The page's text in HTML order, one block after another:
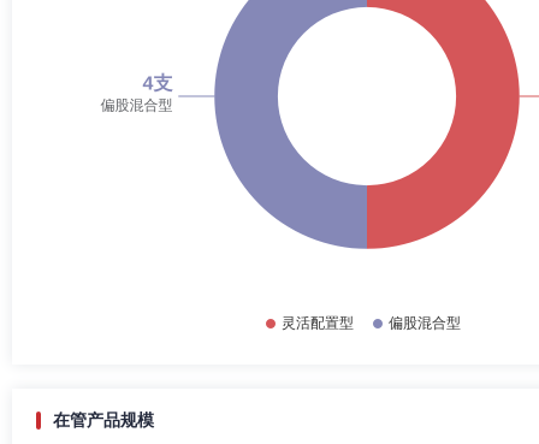
在管产品规模